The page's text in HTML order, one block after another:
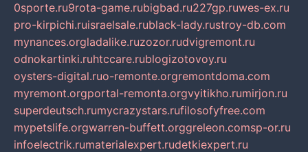
0sporte.ru9rota-game.rubigbad.ru227gp.ruwes-ex.ru
pro-kirpichi.ruisraelsale.rublack-lady.rustroy-db.com
mynances.orgladalike.ruzozor.rudvigremont.ru
odnokartinki.ruhtccare.rublogizotovoy.ru
oysters-digital.ruo-remonte.orgremontdoma.com
myremont.orgportal-remonta.orgvyitikho.rumirjon.ru
superdeutsch.rumycrazystars.rufilosofyfree.com
mypetslife.orgwarren-buffett.orggreleon.comsp-or.ru
infoelectrik.rumaterialexpert.rudetkiexpert.ru